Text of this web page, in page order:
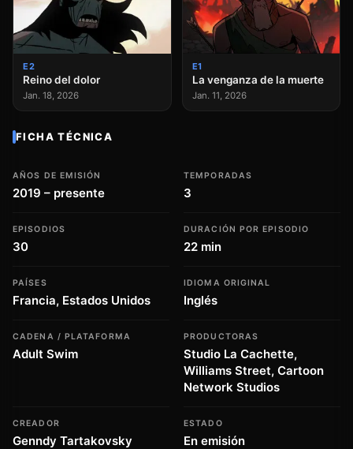
E2
Reino del dolor
Jan. 18, 2026
E1
La venganza de la muerte
Jan. 11, 2026
FICHA TÉCNICA
AÑOS DE EMISIÓN
2019 – presente
TEMPORADAS
3
EPISODIOS
30
DURACIÓN POR EPISODIO
22 min
PAÍSES
Francia, Estados Unidos
IDIOMA ORIGINAL
Inglés
CADENA / PLATAFORMA
Adult Swim
PRODUCTORAS
Studio La Cachette,
Williams Street, Cartoon
Network Studios
CREADOR
Genndy Tartakovsky
ESTADO
En emisión